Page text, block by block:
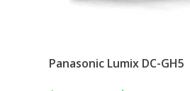
Panasonic Lumix DC-GH5